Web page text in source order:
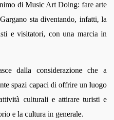
di Music Art Doing: fare arte
sta diventando, infatti, la
e visitatori, con una marcia in
dalla considerazione che a
spazi capaci di offrire un luogo
culturali e attirare turisti e
e la cultura in generale.